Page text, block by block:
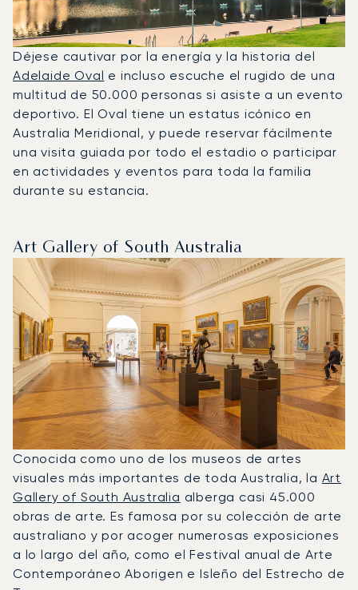
Déjese cautivar por la energía y la historia del
Adelaide Oval e incluso escuche el rugido de una
multitud de 50.000 personas si asiste a un evento
deportivo. El Oval tiene un estatus icónico en
Australia Meridional, y puede reservar fácilmente
una visita guiada por todo el estadio o participar
en actividades y eventos para toda la familia
durante su estancia.
Art Gallery of South Australia
Conocida como uno de los museos de artes
visuales más importantes de toda Australia, la Art
Gallery of South Australia alberga casi 45.000
obras de arte. Es famosa por su colección de arte
australiano y por acoger numerosas exposiciones
a lo largo del año, como el Festival anual de Arte
Contemporáneo Aborigen e Isleño del Estrecho de